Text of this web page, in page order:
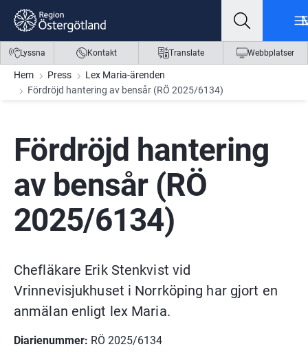
Gå till innehåll
Gå till meny
Gå till sidfot
Lyssna Kontakt Translate Webbplatser
Hem Press
Lex Maria-ärenden
Fördröjd hantering av bensår (RÖ 2025/6134)
Fördröjd hantering
av bensår (RÖ
2025/6134)
Chefläkare Erik Stenkvist vid
Vrinnevisjukhuset i Norrköping har gjort en
anmälan enligt lex Maria.
Diarienummer: RÖ 2025/6134